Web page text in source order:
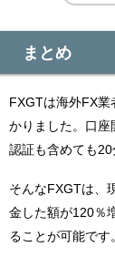
まとめ
FXGTは海外FX
かりました。口座
認証も含めても20
そんなFXGTは、
金した額が120％
ることが可能です